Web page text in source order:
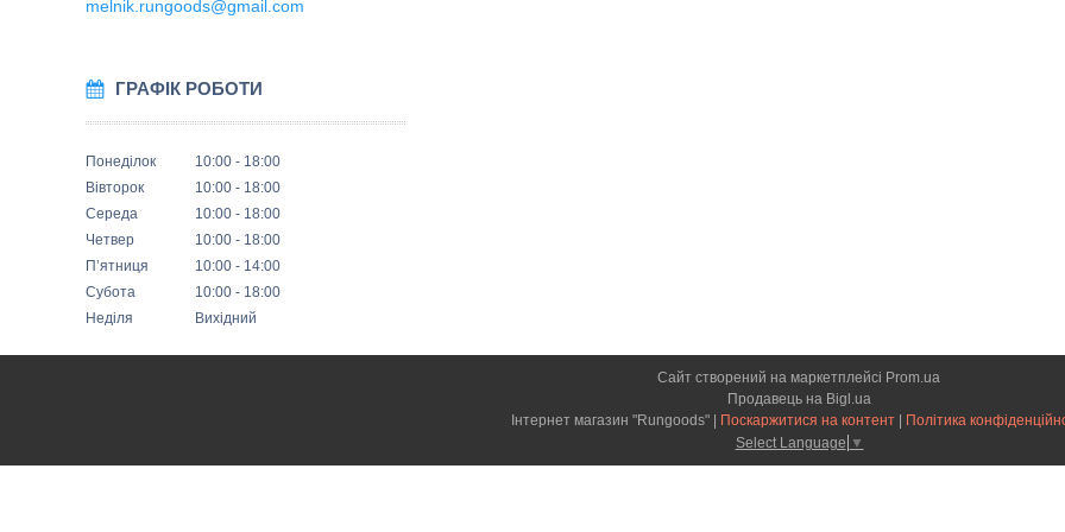
melnik.rungoods@gmail.com
ГРАФІК РОБОТИ
Понеділок 10:00
18:00
Вівторок
10:00
18:00
Середа
10:00
18:00
Четвер
10:00
18:00
Пʼятниця
10:00
14:00
Субота
10:00
18:00
Неділя
Вихідний
Сайт створений на маркетплейсі Prom.ua
Продавець на Bigl.ua
Поскаржитися на контент
Політика
Select Language ▼